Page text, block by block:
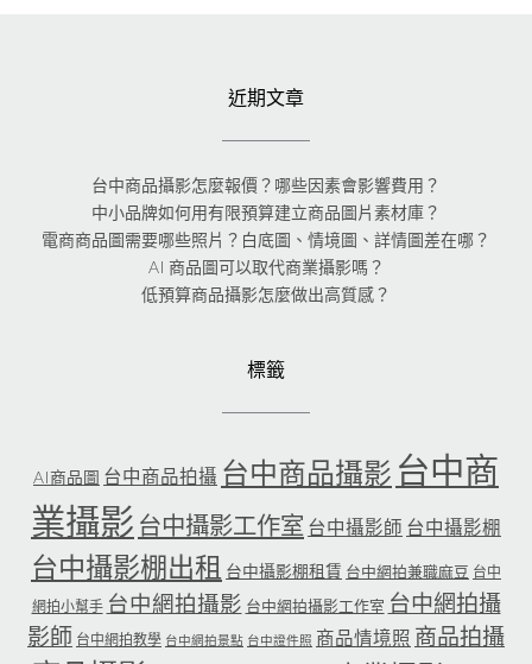
近期文章
台中商品攝影怎麼報價？哪些因素會影響費用？
中小品牌如何用有限預算建立商品圖片素材庫？
電商商品圖需要哪些照片？白底圖、情境圖、詳情圖差在哪？
AI 商品圖可以取代商業攝影嗎？
低預算商品攝影怎麼做出高質感？
標籤
AI商品圖 台中商品拍攝 台中商品攝影 台中商
業攝影 台中攝影工作室 台中攝影師 台中攝影棚
台中攝影棚出租 台中攝影棚租賃 台中網拍兼職麻豆 台中
網拍小幫手 台中網拍攝影 台中網拍攝影工作室 台中網拍攝
影師 台中網拍教學 台中網拍景點 台中證件照 商品情境照 商品拍攝